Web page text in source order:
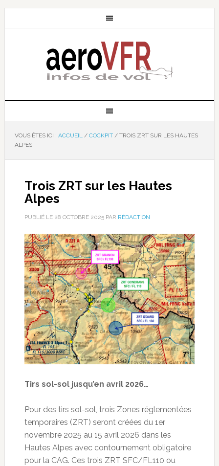
VOUS ÊTES ICI : ACCUEIL / COCKPIT /TROIS ZRT SUR LES HAUTES
ALPES
Trois ZRT sur les Hautes
Alpes
PUBLIÉ LE 28 OCTOBRE 2025PAR RÉDACTION
Tirs sol-sol jusqu’en avril 2026…
Pour des tirs sol-sol, trois Zones réglementées
temporaires (ZRT) seront créées du 1er
novembre 2025 au 15 avril 2026 dans les
Hautes Alpes avec contournement obligatoire
pour la CAG. Ces trois ZRT SFC/FL110 ou